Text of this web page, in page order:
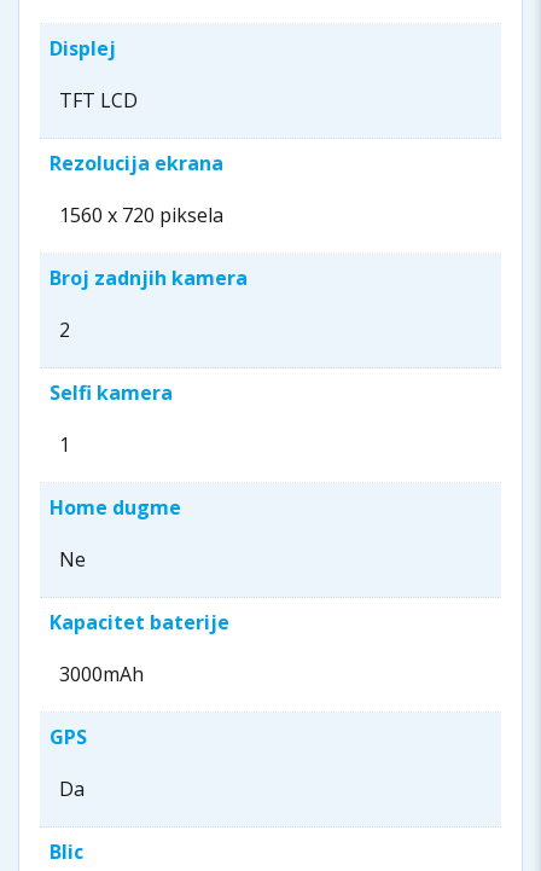
Displej
TFT LCD
Rezolucija ekrana
1560 x 720 piksela
Broj zadnjih kamera
2
Selfi kamera
1
Home dugme
Ne
Kapacitet baterije
3000mAh
GPS
Da
Blic